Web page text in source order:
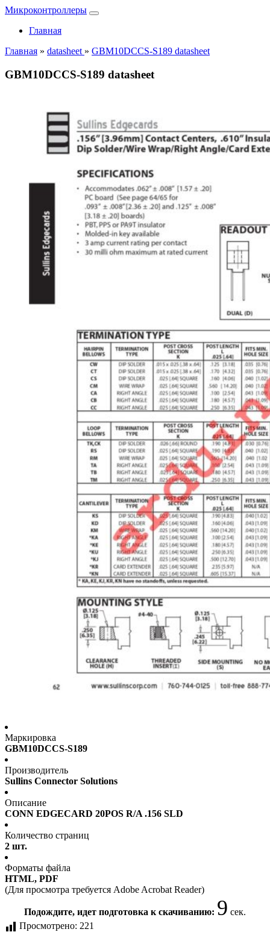
Микроконтроллеры
Главная
Главная » datasheet » GBM10DCCS-S189 datasheet
GBM10DCCS-S189 datasheet
Маркировка
GBM10DCCS-S189
Производитель
Sullins Connector Solutions
Описание
CONN EDGECARD 20POS R/A .156 SLD
Количество страниц
2 шт.
Форматы файла
HTML, PDF
(Для просмотра требуется Adobe Acrobat Reader)
Подождите, идет подготовка к скачиванию: 9 сек.
Просмотрено: 221